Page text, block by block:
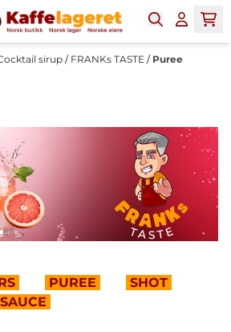
sirup / FRANKs TASTE / Puree
PUREE
SHOT
SAUCE